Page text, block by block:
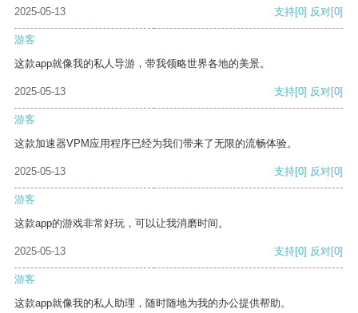
2025-05-13 支持[0] 反对[0]
游客
这款app就像我的私人导游，带我领略世界各地的美景。
2025-05-13 支持[0] 反对[0]
游客
这款加速器VPM应用程序已经为我们带来了无限的流畅体验。
2025-05-13 支持[0] 反对[0]
游客
这款app的游戏非常好玩，可以让我消磨时间。
2025-05-13 支持[0] 反对[0]
游客
这款app就像我的私人助理，随时随地为我的办公提供帮助。